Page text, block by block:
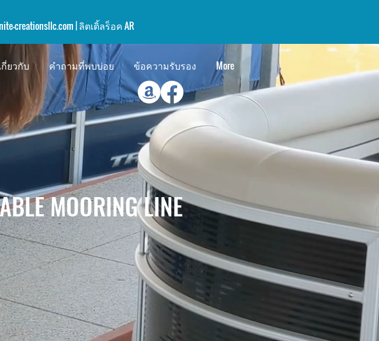
creationsllc.com | ลิตเติ้ลร็อค AR
กี่ยวกับ คำถามที่พบบ่อย ข้อความรับรอง More
MOORING LINE